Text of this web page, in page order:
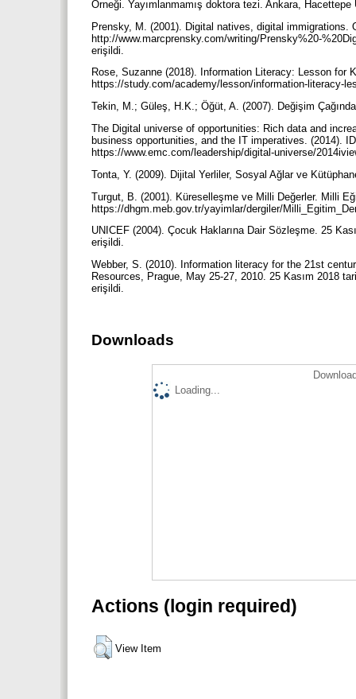
Örneği. Yayımlanmamış doktora tezi. Ankara,
Prensky, M. (2001). Digital natives, digital immigrations.
http://www.marcprensky.com/writing/Prensky%20-
erişildi.
Rose, Suzanne (2018). Information Literacy: Lesson for
https://study.com/academy/lesson/information-literacy-
Tekin, M.; Güleş, H.K.; Öğüt, A. (2007). Değişim
The Digital universe of opportunities: Rich data and
business opportunities, and the IT imperatives. (2014).
https://www.emc.com/leadership/digital-universe/
Tonta, Y. (2009). Dijital Yerliler, Sosyal Ağlar ve
Turgut, B. (2001). Küreselleşme ve Milli Değerler. Milli
https://dhgm.meb.gov.tr/yayimlar/dergiler/
UNICEF (2004). Çocuk Haklarına Dair Sözleşme. 25
erişildi.
Webber, S. (2010). Information literacy for the 21st
Resources, Prague, May 25-27, 2010. 25 Kasım 2018
erişildi.
Downloads
Loading...
Actions (login required)
View Item